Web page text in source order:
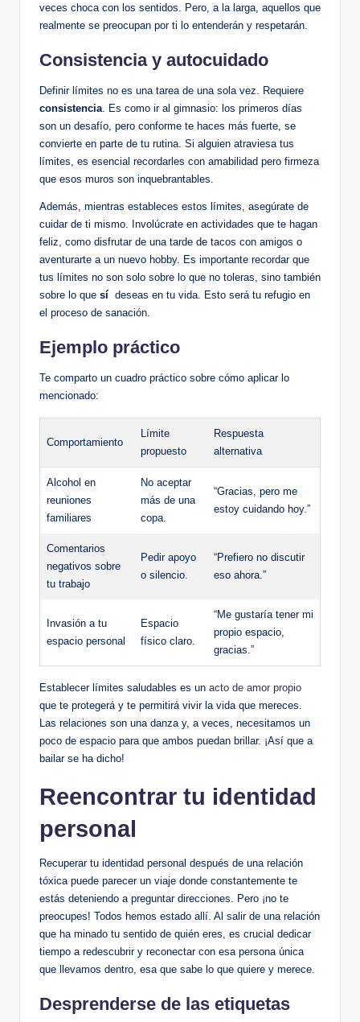
veces choca ​con los sentidos. Pero, a⁣ la larga, ‌aquellos que⁢
realmente ‌se preocupan​ por ti lo entenderán y ⁤respetarán.
Consistencia y autocuidado
Definir límites no es una tarea de una sola ​vez. Requiere
consistencia . Es como ir ‌al ⁣gimnasio: los primeros‌ días
son un desafío, pero‌ conforme ​te ⁣haces ‌más fuerte, ⁢se
convierte ‍en parte de tu rutina. Si alguien‌ atraviesa tus
límites, es esencial recordarles⁢ con ​amabilidad pero firmeza
que esos muros son inquebrantables.
Además, mientras estableces estos límites, asegúrate de
cuidar de ti mismo. Involúcrate en actividades‌ que te hagan
feliz, como disfrutar ‍de una tarde ⁢de tacos con amigos o
aventurarte a un nuevo hobby. Es⁤ importante‌ recordar ‍que​
tus límites‌ no son ‌solo sobre⁢ lo ⁣que‍ no​ toleras, sino también
sobre lo que sí ‍ deseas en tu‍ vida. Esto será tu refugio en
el proceso ​de sanación.
Ejemplo práctico
Te comparto un​ cuadro práctico​ sobre cómo ‍aplicar lo
mencionado:
Comportamiento
Límite
propuesto
Respuesta
alternativa
Alcohol en
reuniones
familiares
No aceptar
⁤más de una
‍copa.
“Gracias, pero me
estoy⁤ cuidando‍ hoy.” ⁤
Comentarios⁢
negativos sobre
tu trabajo
Pedir⁣ apoyo
o ⁢silencio.
“Prefiero ​no discutir
eso ahora.”
Invasión a⁤ tu
espacio personal
Espacio
físico claro.
“Me gustaría tener mi⁤
propio espacio,
gracias.”
Establecer⁣ límites ⁣saludables es un​ acto ‌de amor propio
que te protegerá⁢ y te permitirá vivir la vida que mereces.
Las relaciones son ⁣una danza y, a veces,⁣ necesitamos un
‍poco de ⁢espacio para que ambos puedan brillar. ¡Así que ​a
bailar se ha dicho!
Reencontrar tu⁣ identidad‍
personal
Recuperar tu identidad personal ​después de una relación
tóxica puede⁤ parecer ⁤un viaje donde constantemente te
estás deteniendo ‍a⁣ preguntar direcciones. Pero‌ ¡no⁤ te
preocupes! Todos ‌hemos estado allí. Al ‌salir de una relación
que ha minado tu ⁤sentido de quién eres, es‌ crucial ‌dedicar
tiempo a‌ redescubrir y reconectar ⁢con esa persona única
que llevamos dentro,⁣ esa que sabe lo que⁣ quiere y merece.
Desprenderse de⁢ las⁣ etiquetas